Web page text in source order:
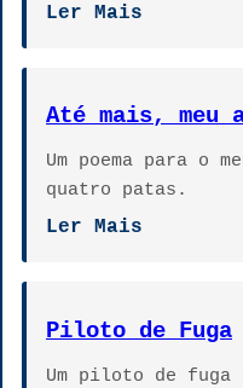
Ler Mais
Até mais, meu
Um poema para o
quatro patas.
Ler Mais
Piloto de Fuga
Um piloto de fuga